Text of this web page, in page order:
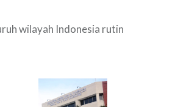
wilayah Indonesia rutin